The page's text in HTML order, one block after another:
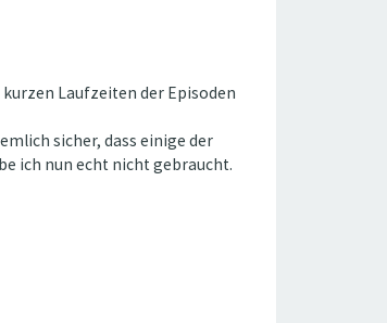
Laufzeiten der Episoden
sicher, dass einige der
ich nun echt nicht gebraucht.